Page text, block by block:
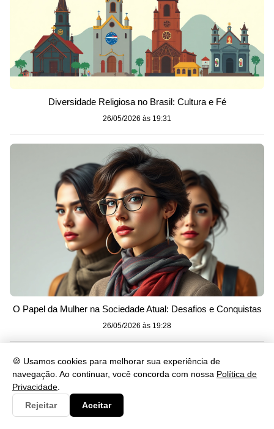
🍪 Usamos cookies para melhorar sua experiência de
navegação. Ao continuar, você concorda com nossa Política de
Privacidade
Rejeitar
Aceitar
Diversidade Religiosa no Brasil: Cultura e Fé
26/05/2026 às 19:31
O Papel da Mulher na Sociedade Atual: Desafios e Conquistas
26/05/2026 às 19:28